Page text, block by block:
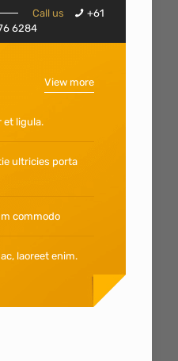
Call us
+61
6284
View more
et ligula.
ultricies porta
commodo
laoreet enim.